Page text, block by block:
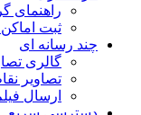
راهنمای
ثبت
چند رسانه ای
گالری
تصاویر
ارسال